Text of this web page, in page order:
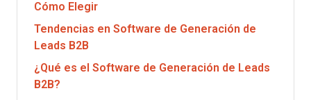
Cómo Elegir
Tendencias en Software de Generación de
Leads B2B
¿Qué es el Software de Generación de Leads
B2B?